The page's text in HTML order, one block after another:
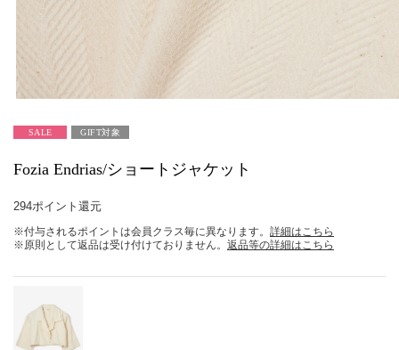
SALE GIFT対象
Fozia Endrias/ショートジャケット
294ポイント還元
※付与されるポイントは会員クラス毎に異なります。 詳細はこちら
※原則として返品は受け付けておりません。 返品等の詳細はこちら